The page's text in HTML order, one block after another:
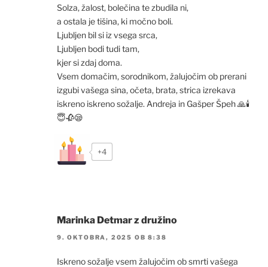
Solza, žalost, bolečina te zbudila ni,
a ostala je tišina, ki močno boli.
Ljubljen bil si iz vsega srca,
Ljubljen bodi tudi tam,
kjer si zdaj doma.
Vsem domačim, sorodnikom, žalujočim ob prerani
izgubi vašega sina, očeta, brata, strica izrekava
iskreno iskreno sožalje. Andreja in Gašper Špeh 🙏🕯
😇🥀😪
+4
Marinka Detmar z družino
9. OKTOBRA, 2025 OB 8:38
Iskreno sožalje vsem žalujočim ob smrti vašega